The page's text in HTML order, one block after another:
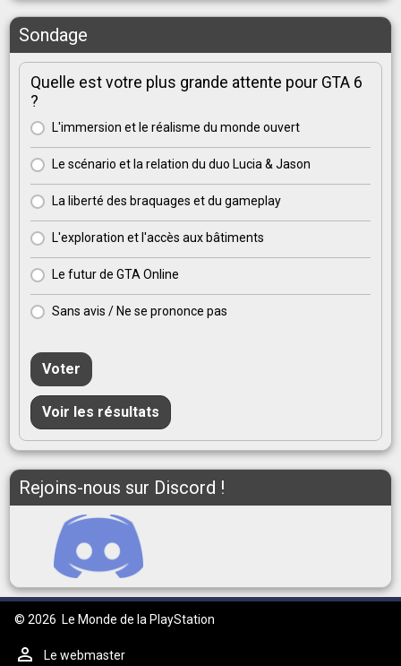
Sondage
Quelle est votre plus grande attente pour GTA 6
?
L'immersion et le réalisme du monde ouvert
Le scénario et la relation du duo Lucia & Jason
La liberté des braquages et du gameplay
L'exploration et l'accès aux bâtiments
Le futur de GTA Online
Sans avis / Ne se prononce pas
Voter
Voir les résultats
Rejoins-nous sur Discord !
© 2026 Le Monde de la PlayStation
Le webmaster